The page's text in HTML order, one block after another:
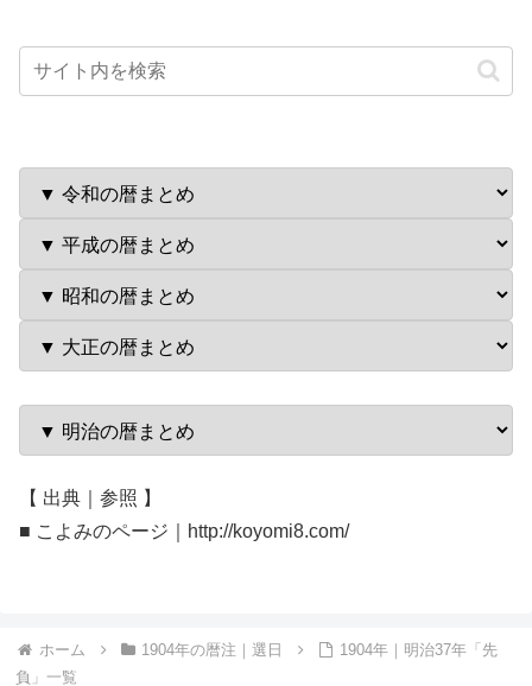
【 出典｜参照 】
■ こよみのページ｜http://koyomi8.com/
ホーム 1904年の暦注｜選日
1904年｜明治37年「先
負」一覧